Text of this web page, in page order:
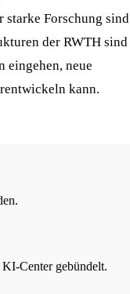
starke Forschung sind
der RWTH sind
eingehen, neue
kann.
Center gebündelt.